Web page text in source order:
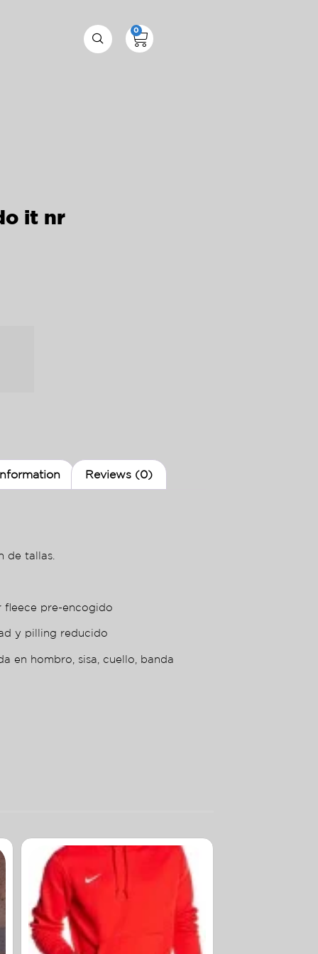
0
it nr
Reviews (0)
de tallas.
fleece pre-encogido
y pilling reducido
en hombro, sisa, cuello, banda